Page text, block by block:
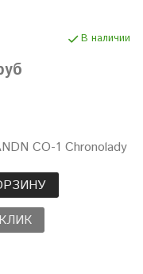
В наличии
CO-1 Chronolady